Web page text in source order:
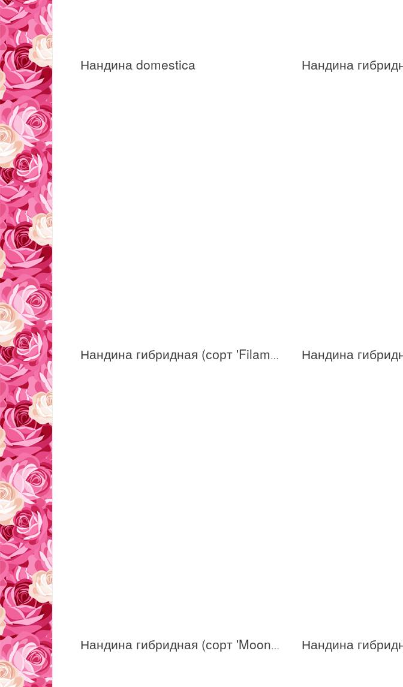
Нандина domestica
Нандина гибридная (сорт 'Filamentosa')
Нандина гибридная (сорт 'Moon bay')